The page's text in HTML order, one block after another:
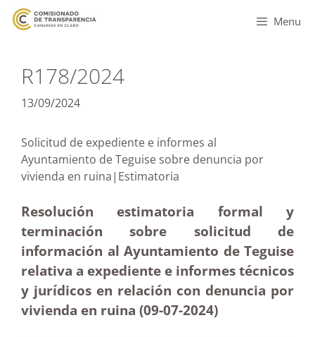
Menu
R178/2024
13/09/2024
Solicitud de expediente e informes al
Ayuntamiento de Teguise sobre denuncia por
vivienda en ruina|Estimatoria
Resolución estimatoria formal y
terminación sobre solicitud de
información al Ayuntamiento de Teguise
relativa a expediente e informes técnicos
y jurídicos en relación con denuncia por
vivienda en ruina (09-07-2024)